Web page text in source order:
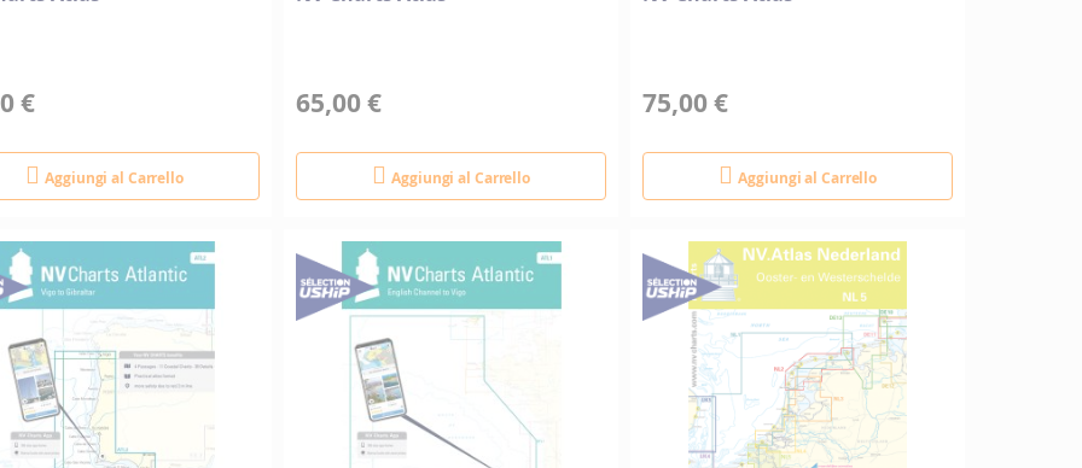
€
Aggiungi al Carrello
65,00 €
Aggiungi al Carrello
75,00 €
Aggiungi al Carrello